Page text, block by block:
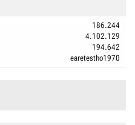
186.244
4.102.129
194.642
earetestho1970